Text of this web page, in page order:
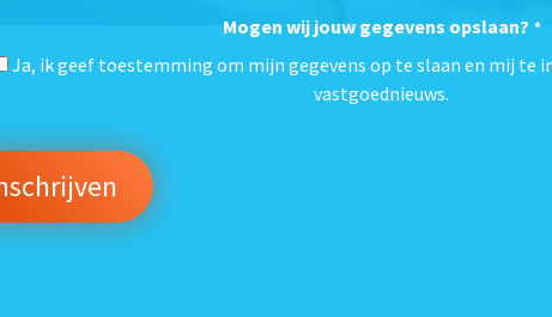
Mogen wij jouw gegevens opslaan? *
Ja, ik geef toestemming om mijn gegevens op te slaan en mij te
vastgoednieuws.